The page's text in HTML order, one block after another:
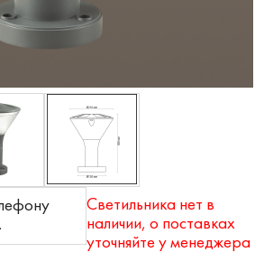
Светильника нет в
наличии, о поставках
уточняйте у менеджера